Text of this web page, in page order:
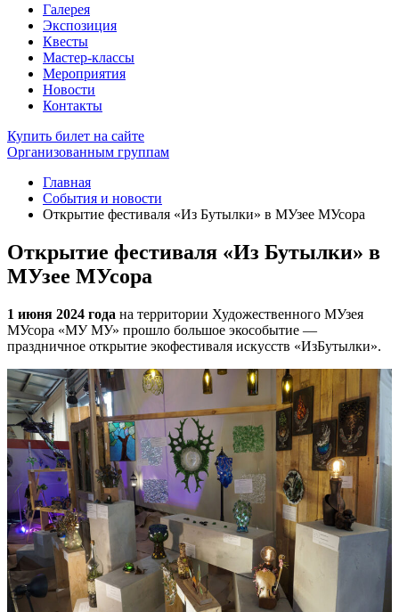
Галерея
Экспозиция
Квесты
Мастер-классы
Мероприятия
Новости
Контакты
Купить билет на сайте
Организованным группам
Главная
События и новости
Открытие фестиваля «Из Бутылки» в МУзее МУсора
Открытие фестиваля «Из Бутылки» в
МУзее МУсора
1 июня 2024 года на территории Художественного МУзея
МУсора «МУ МУ» прошло большое экособытие —
праздничное открытие экофестиваля искусств «ИзБутылки».